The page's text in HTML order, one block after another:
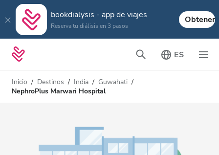
bookdialysis - app de viajes
Reserva tu diálisis en 3 pasos
Obtener
ES
Inicio Destinos India
Guwahati
NephroPlus Marwari Hospital